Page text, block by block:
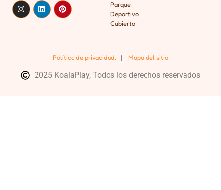
Parque
Deportivo
Cubierto
Política de privacidad. | Mapa del sitio
2025 KoalaPlay, Todos los derechos reservados